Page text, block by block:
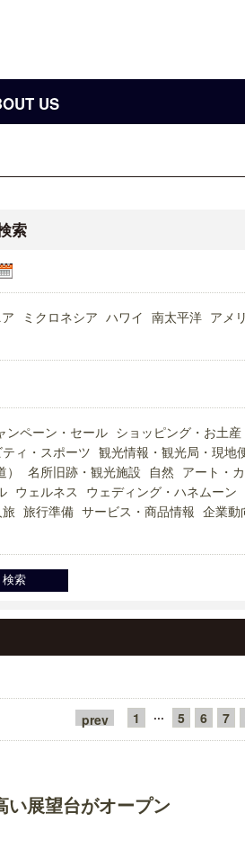
US
索
ミクロネシア ハワイ 南太平洋 アメ
ンペーン・セール ショッピング・お土産
ィ・スポーツ 観光情報・観光局・現地
名所旧跡・観光施設 自然 アート・
ウェルネス ウェディング・ハネムーン
旅行準備 サービス・商品情報 企業動
prev 1 ··· 5 6 7
展望台がオープン